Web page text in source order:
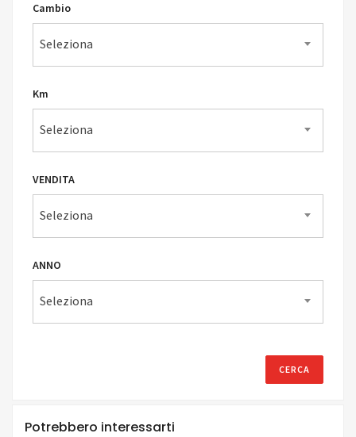
Cambio
Seleziona
Km
Seleziona
VENDITA
Seleziona
ANNO
Seleziona
Potrebbero interessarti